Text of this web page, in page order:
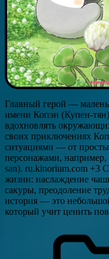
Главный герой —
имени Копэн (Купен-
вдохновлять
своих приключениях
ситуациями — от
персонажами,
san). ru.kinorium.com +3
жизни: наслаждение
сакуры, преодоление
история — это
который учит ценить